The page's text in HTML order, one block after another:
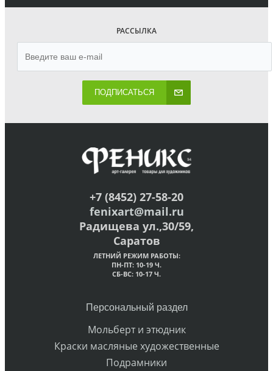
РАССЫЛКА
ПОДПИСАТЬСЯ
+7 (8452) 27-58-20
fenixart@mail.ru
Радищева ул.,30/59,
Саратов
ЛЕТНИЙ РЕЖИМ РАБОТЫ:
ПН-ПТ: 10-19 Ч.
СБ-ВС: 10-17 Ч.
Персональный раздел
Мольберт и этюдник
Краски масляные художественные
Подрамники